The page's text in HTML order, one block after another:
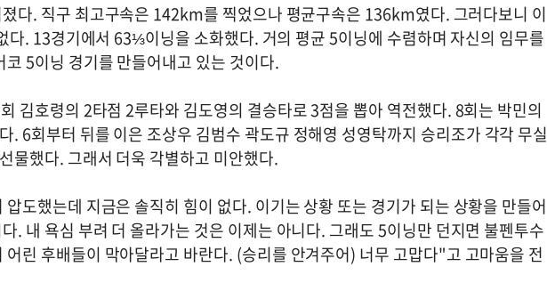
다. 직구 최고구속은 142km를 찍었으나 평균구속은 136km였다. 그러다보니 이
다. 13경기에서 63⅓이닝을 소화했다. 거의 평균 5이닝에 수렴하며 자신의 임무를
5이닝 경기를 만들어내고 있는 것이다.
김호령의 2타점 2루타와 김도영의 결승타로 3점을 뽑아 역전했다. 8회는 박민의
. 6회부터 뒤를 이은 조상우 김범수 곽도규 정해영 성영탁까지 승리조가 각각 무실
물했다. 그래서 더욱 각별하고 미안했다.
도했는데 지금은 솔직히 힘이 없다. 이기는 상황 또는 경기가 되는 상황을 만들어
. 내 욕심 부려 더 올라가는 것은 이제는 아니다. 그래도 5이닝만 던지면 불펜투수
린 후배들이 막아달라고 바란다. (승리를 안겨주어) 너무 고맙다"고 고마움을 전